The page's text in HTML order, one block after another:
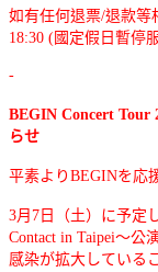
如有任何退票/退款等
18:30 (國定假日暫停
-
BEGIN Concert Tour
らせ
平素よりBEGINを応
3月7日（土）に予定
Contact in Taipei～公
感染が拡大している